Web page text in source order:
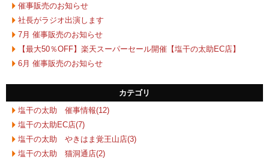
催事販売のお知らせ
社長がラジオ出演します
7月 催事販売のお知らせ
【最大50％OFF】楽天スーパーセール開催【塩干の太助EC店】
6月 催事販売のお知らせ
カテゴリ
塩干の太助 催事情報(12)
塩干の太助EC店(7)
塩干の太助 やきはま覚王山店(3)
塩干の太助 猫洞通店(2)